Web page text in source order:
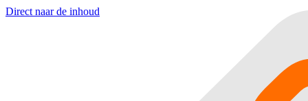
Direct naar de inhoud